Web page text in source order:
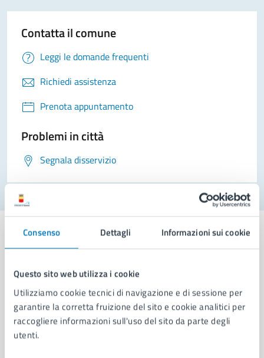
Consenso Dettagli Informazioni sui cookie
Questo sito web utilizza i cookie
Utilizziamo cookie tecnici di navigazione e di sessione per
garantire la corretta fruizione del sito e cookie analitici per
raccogliere informazioni sull'uso del sito da parte degli
utenti.
Contatta il comune
Leggi le domande frequenti
Richiedi assistenza
Prenota appuntamento
Problemi in città
Segnala disservizio
Comune di Napoli
AMMINISTRAZIONE
Aree amministrative
Organi di governo